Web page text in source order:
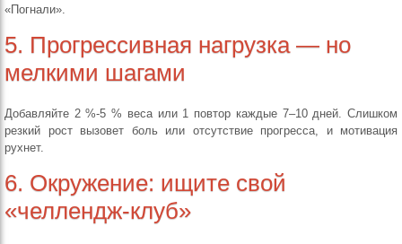
«Погнали».
5. Прогрессивная нагрузка — но
мелкими шагами
Добавляйте 2 %-5 % веса или 1 повтор каждые 7–10 дней. Слишком
резкий рост вызовет боль или отсутствие прогресса, и мотивация
рухнет.
6. Окружение: ищите свой
«челлендж-клуб»